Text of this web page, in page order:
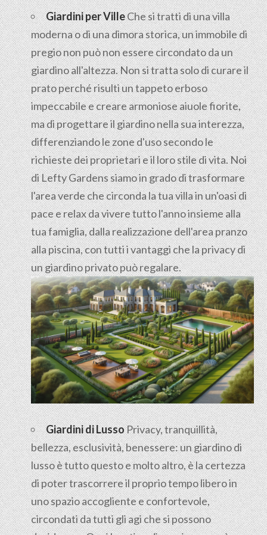
Giardini per VilleChe si tratti di una villa
moderna o di una dimora storica, un immobile di
pregio non può non essere circondato da un
giardino all'altezza. Non si tratta solo di curare il
prato perché risulti un tappeto erboso
impeccabile e creare armoniose aiuole fiorite,
ma di progettare il giardino nella sua interezza,
differenziando le zone d'uso secondo le
richieste dei proprietari e il loro stile di vita. Noi
di Lefty Gardens siamo in grado di trasformare
l'area verde che circonda la tua villa in un'oasi di
pace e relax da vivere tutto l'anno insieme alla
tua famiglia, dalla realizzazione dell'area pranzo
alla piscina, con tutti i vantaggi che la privacy di
un giardino privato può regalare.
Giardini di LussoPrivacy, tranquillità,
bellezza, esclusività, benessere: un giardino di
lusso è tutto questo e molto altro, è la certezza
di poter trascorrere il proprio tempo libero in
uno spazio accogliente e confortevole,
circondati da tutti gli agi che si possono